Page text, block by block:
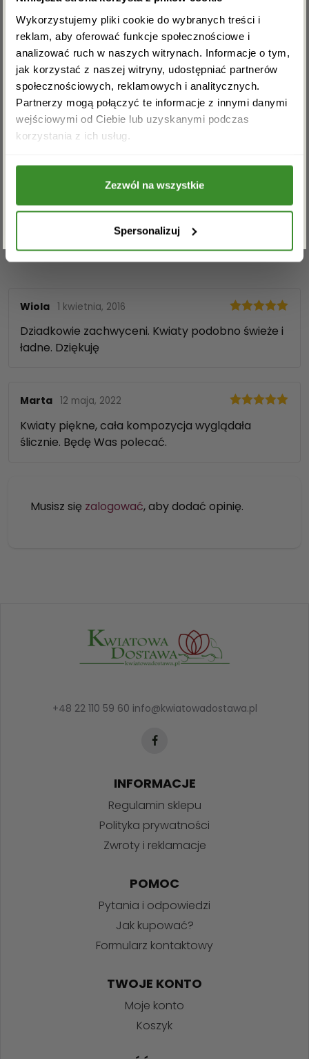
Wykorzystujemy pliki cookie do wybranych treści i
reklam, aby oferować funkcje społecznościowe i
analizować ruch w naszych witrynach. Informacje o tym,
jak korzystać z naszej witryny, udostępniać partnerów
społecznościowych, reklamowych i analitycznych.
Partnerzy mogą połączyć te informacje z innymi danymi
wejściowymi od Ciebie lub uzyskanymi podczas
korzystania z ich usług.
Zezwól na wszystkie
Spersonalizuj
Kosz Cztery pory roku składa się:
lilia, gerbera, margaretka, frezja, solidago, zieleń
dekoracyjna, kokarda, kosz – kosz przedstawiony na
zdjęciu jest przykładowy i może różnić się od
dostarczonego.
Ilość kwiatów
mały: 7-9 + przybranie,
Premium: 19-23 + przybranie(na zdjęciu
głównym).
na 5
Wiola 1 kwietnia, 2016
Dziadkowie zachwyceni. Kwiaty podobno świeże i
ładne. Dziękuję
na 5
Marta 12 maja, 2022
Kwiaty piękne, cała kompozycja wyglądała
ślicznie. Będę Was polecać.
Musisz się zalogować, aby dodać opinię.
+48 22 110 59 60 info@kwiatowadostawa.pl
INFORMACJE
Regulamin sklepu
Polityka prywatności
Zwroty i reklamacje
POMOC
Pytania i odpowiedzi
Jak kupować?
Formularz kontaktowy
TWOJE KONTO
Moje konto
Koszyk
rabat na pierwsze zakupy!
Akceptuję regulamin i wyrażam zgodę na
przetwarzanie powyższych danych osobowych
ZAPISZ SIĘ